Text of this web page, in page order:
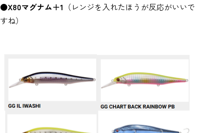
●X80マグナム＋1 （レンジを入れたほうが反応がいいで
すね）